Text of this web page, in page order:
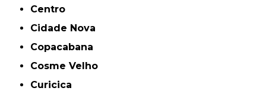
Centro
Cidade Nova
Copacabana
Cosme Velho
Curicica